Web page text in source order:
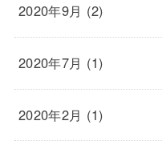
2020年9月 (2)
2020年7月 (1)
2020年2月 (1)